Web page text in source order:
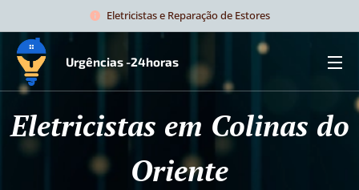
Eletricistas e Reparação de Estores
Urgências -24horas
Eletricistas em Colinas do
Oriente